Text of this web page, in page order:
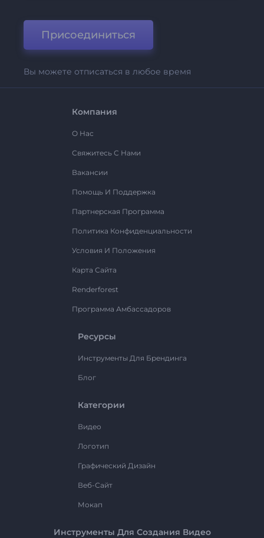
Присоединиться
Вы можете отписаться в любое время
Компания
О Нас
Свяжитесь С Нами
Вакансии
Помощь И Поддержка
Партнерская Программа
Политика Конфиденциальности
Условия И Положения
Карта Сайта
Renderforest
Программа Амбассадоров
Ресурсы
Инструменты Для Брендинга
Блог
Категории
Видео
Логотип
Графический Дизайн
Веб-Сайт
Мокап
Инструменты Для Создания Видео